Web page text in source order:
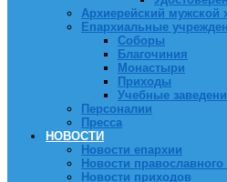
Архиерейский мужской
Епархиальные
Соборы
Благочиния
Монастыри
Приходы
Учебные
Персоналии
Пресса
НОВОСТИ
Новости епархии
Новости
Новости приходов